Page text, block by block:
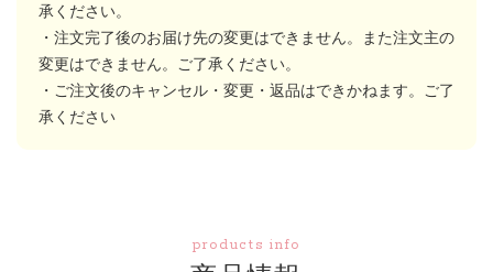
products info
承ください。
・注文完了後のお届け先の変更はできません。また注文主の
変更はできません。ご了承ください。
・ご注文後のキャンセル・変更・返品はできかねます。ご了
承ください